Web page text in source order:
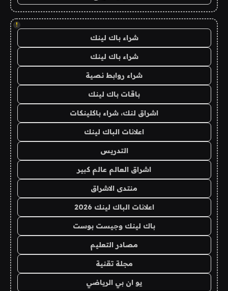
!
شراء باك لينك
شراء باك لينك
شراء روابط نصية
باقات باك لينك
اشراق لنك، شراء باكلينكات
اعلانات الباك لينك
التدريس
اشراق العالم عالم كبير
منتدى الاشراق
اعلانات الباك لينك 2026
باك لينك وجيست بوست
مصادر التعليم
مجلة تقنية
يو ان بي الرياضي